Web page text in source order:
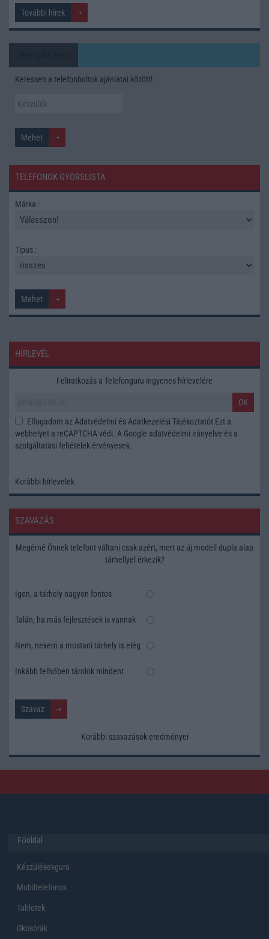
További hírek
Keressen a telefonboltok ajánlatai között!
TELEFONOK GYORSLISTA
Márka :
Tipus :
HÍRLEVÉL
Feliratkozás a Telefonguru ingyenes hírlevelére
OK
Elfogadom az Adatvédelmi és Adatkezelési Tájékoztatót Ezt a
webhelyet a reCAPTCHA védi. A Google adatvédelmi irányelve és a
szolgáltatási feltételek érvényesek.
Korábbi hírlevelek
SZAVAZÁS
Megérné Önnek telefont váltani csak azért, mert az új modell dupla alap
tárhellyel érkezik?
Igen, a tárhely nagyon fontos
Talán, ha más fejlesztések is vannak
Nem, nekem a mostani tárhely is elég
Inkább felhőben tárolok mindent
Korábbi szavazások eredményei
Főoldal
Készülékekguru
Mobiltelefonok
Tabletek
Okosórák